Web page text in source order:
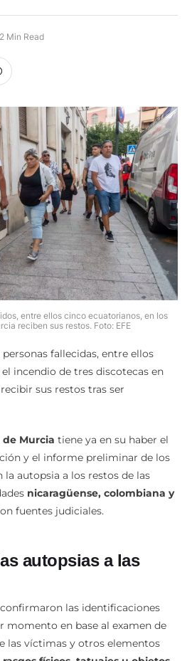
2 Min Read
entre ellos cinco ecuatorianos, en los
reciben sus restos. Foto: EFE
personas fallecidas, entre ellos
incendio de tres discotecas en
sus restos tras ser
Murcia tiene ya en su haber el
y el informe preliminar de los
la autopsia a los restos de las
nicaragüense, colombiana y
fuentes judiciales.
autopsias a las
confirmaron las identificaciones
momento en base al examen de
las víctimas y otros elementos